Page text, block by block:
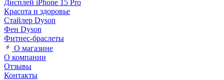
Дисплей iPhone 15 Pro
Красота и здоровье
Стайлер Dyson
Фен Dyson
Фитнес-браслеты
О магазине
О компании
Отзывы
Контакты